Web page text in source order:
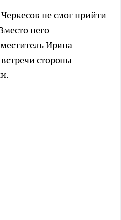
не смог прийти
него
Ирина
стороны